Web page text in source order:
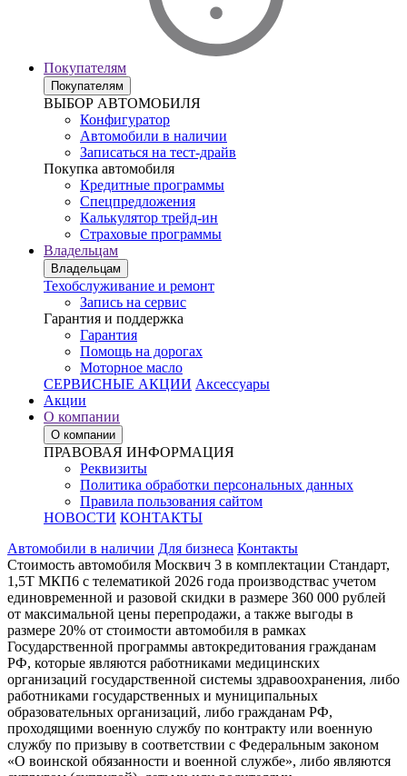
Покупателям
Покупателям
ВЫБОР АВТОМОБИЛЯ
Конфигуратор
Автомобили в наличии
Записаться на тест-драйв
Покупка автомобиля
Кредитные программы
Спецпредложения
Калькулятор трейд-ин
Страховые программы
Владельцам
Владельцам
Техобслуживание и ремонт
Запись на сервис
Гарантия и поддержка
Гарантия
Помощь на дорогах
Моторное масло
СЕРВИСНЫЕ АКЦИИ Аксессуары
Акции
О компании
О компании
ПРАВОВАЯ ИНФОРМАЦИЯ
Реквизиты
Политика обработки персональных данных
Правила пользования сайтом
НОВОСТИ КОНТАКТЫ
Автомобили в наличии Для бизнеса Контакты
Стоимость автомобиля Москвич 3 в комплектации Стандарт,
1,5Т МКП6 с телематикой 2026 года производствас учетом
единовременной и разовой скидки в размере 360 000 рублей
от максимальной цены перепродажи, а также выгоды в
размере 20% от стоимости автомобиля в рамках
Государственной программы автокредитования гражданам
РФ, которые являются работниками медицинских
организаций государственной системы здравоохранения, либо
работниками государственных и муниципальных
образовательных организаций, либо гражданам РФ,
проходящими военную службу по контракту или военную
службу по призыву в соответствии с Федеральным законом
«О воинской обязанности и военной службе», либо являются